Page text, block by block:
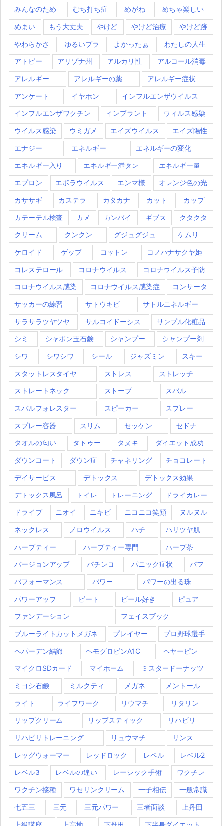
みんなのため むち打ち症 めがね めちゃ楽しい
めまい もう大丈夫 やけど やけど治療 やけど跡
やわらかさ ゆるいブラ よかったぁ わたしの人生
アトピー アリゾナ州 アルカリ性 アルコール消毒
アレルギー アレルギーの薬 アレルギー症状
アンケート イヤホン インフルエンザウイルス
インフルエンザワクチン インプラント ウィルス感染
ウイルス感染 ウミガメ エイズウイルス エイズ陽性
エナジー エネルギー エネルギーの変化
エネルギー入り エネルギー満タン エネルギー量
エプロン エボラウイルス エンマ様 オレンジ色の光
カササギ カステラ カタカナ カット カップ
カテーテル検査 カメ カンパイ ギブス クタクタ
クリーム クンクン グジュグジュ ケムリ
ケロイド ゲップ コットン コノハナサクヤ姫
コレステロール コロナウイルス コロナウイルス予防
コロナウイルス感染 コロナウイルス感染症 コンサータ
サッカーの練習 サトウキビ サトルエネルギー
サラサラツヤツヤ サルコイドーシス サンプル化粧品
シミ シャボン玉石鹸 シャンプー シャンプー剤
シワ シワシワ シール ジャズミン スキー
スタットレスタイヤ ストレス ストレッチ
ストレートネック ストーブ スバル
スバルフォレスター スピーカー スプレー
スプレー容器 スリム セッケン セドナ
タオルの匂い タトゥー タヌキ ダイエット成功
ダウンコート ダウン症 チャネリング チョコレート
デイサービス デトックス デトックス効果
デトックス風呂 トイレ トレーニング ドライカレー
ドライブ ニオイ ニキビ ニコニコ笑顔 ヌルヌル
ネックレス ノロウイルス ハチ ハリツヤ肌
ハーブティー ハーブティー専門 ハーブ茶
バージョンアップ パチンコ パニック症状 パフ
パフォーマンス パワー パワーの出る珠
パワーアップ ビート ビール好き ピュア
ファンデーション フェイスブック
ブルーライトカットメガネ プレイヤー プロ野球選手
ヘパーデン結節 ヘモグロビンA1C ヘヤーピン
マイクロSDカード マイホーム ミスタードーナッツ
ミヨシ石鹸 ミルクティ メガネ メントール
ライト ライフワーク リウマチ リタリン
リップクリーム リップスティック リハビリ
リハビリトレーニング リュウマチ リンス
レッグウォーマー レッドロック レベル レベル2
レベル3 レベルの違い レーシック手術 ワクチン
ワクチン接種 ワセリンクリーム 一子相伝 一般常識
七五三 三元 三元パワー 三者面談 上丹田
上級講座 上高地 下丹田 下半身ダイエット